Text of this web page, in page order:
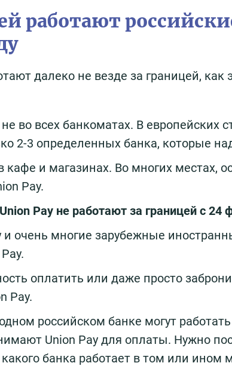
работают
далеко не везде за границей, как
во всех банкоматах. В европейских
2-3 определенных банка, которые
и магазинах. Во многих местах,
Pay.
Pay не работают за границей с 24
и очень многие зарубежные
оплатить или даже просто
Pay.
российском банке могут
Union Pay для оплаты. Нужно
какого банка работает в том или ином